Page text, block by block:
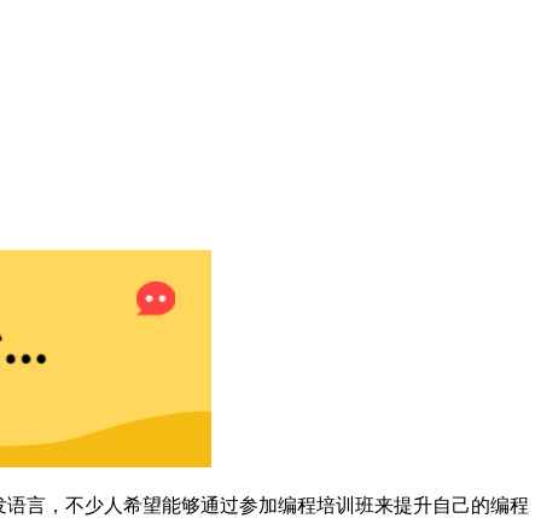
言，不少人希望能够通过参加编程培训班来提升自己的编程